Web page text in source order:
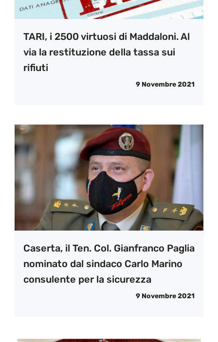
TARI, i 2500 virtuosi di Maddaloni. Al
via la restituzione della tassa sui
rifiuti
9 Novembre 2021
Caserta, il Ten. Col. Gianfranco Paglia
nominato dal sindaco Carlo Marino
consulente per la sicurezza
9 Novembre 2021